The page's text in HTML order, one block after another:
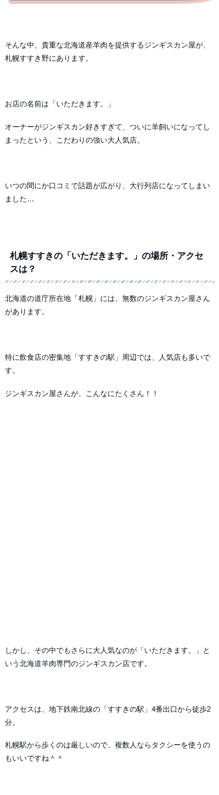
そんな中、貴重な北海道産羊肉を提供するジンギスカン屋が、
札幌すすき野にあります。
お店の名前は「いただきます。」
オーナーがジンギスカン好きすぎて、ついに羊飼いになってし
まったという、こだわりの強い大人気店。
いつの間にか口コミで話題が広がり、大行列店になってしまい
ました…
札幌すすきの「いただきます。」の場所・アクセ
スは？
北海道の道庁所在地「札幌」には、無数のジンギスカン屋さん
があります。
特に飲食店の密集地「すすきの駅」周辺では、人気店も多いで
す。
ジンギスカン屋さんが、こんなにたくさん！！
しかし、その中でもさらに大人気なのが「いただきます。」と
いう北海道羊肉専門のジンギスカン店です。
アクセスは、地下鉄南北線の「すすきの駅」4番出口から徒歩2
分。
札幌駅から歩くのは厳しいので、複数人ならタクシーを使うの
もいいですね＾＾